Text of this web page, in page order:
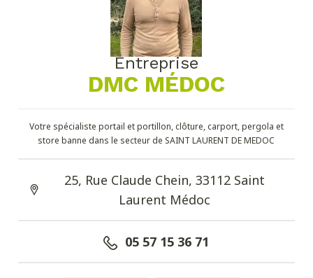
Entreprise
DMC MÉDOC
Votre spécialiste portail et portillon, clôture, carport, pergola et
store banne dans le secteur de SAINT LAURENT DE MEDOC
25, Rue Claude Chein, 33112 Saint
Laurent Médoc
05 57 15 36 71